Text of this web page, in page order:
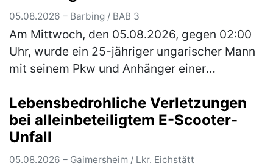
05.08.2026 – Barbing / BAB 3
Am Mittwoch, den 05.08.2026, gegen 02:00
Uhr, wurde ein 25-jähriger ungarischer Mann
mit seinem Pkw und Anhänger einer
unterzogen. Im Rahmen der Überprüfung
wur…(mehr)
Lebensbedrohliche Verletzungen
bei alleinbeteiligtem E-Scooter-
Unfall
05.08.2026 – Gaimersheim / Lkr. Eichstätt